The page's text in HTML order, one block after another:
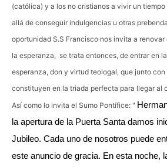
(católica) y a los no cristianos a vivir un
allá de conseguir indulgencias u otras
oportunidad S.S Francisco nos invita a
la esperanza, se trata entonces, de entrar en
esperanza, don y virtud teologal, que junto con
constituyen en la triada perfecta para llegar al
Así como lo invita el Sumo Pontífice: "
la apertura de la Puerta Santa damos
Jubileo. Cada uno de nosotros puede
este anuncio de gracia. En esta noche,